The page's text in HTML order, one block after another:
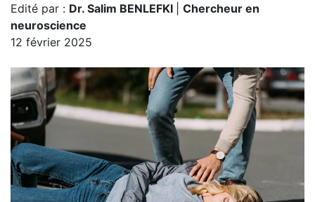
Edité par : Dr. Salim BENLEFKI
Chercheur en
neuroscience
12 février 2025